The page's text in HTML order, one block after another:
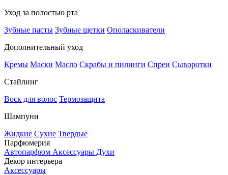
Уход за полостью рта
Зубные пасты Зубные щетки Ополаскиватели
Дополнительный уход
Кремы Маски Масло Скрабы и пилинги Спреи Сыворотки
Стайлинг
Воск для волос Термозащита
Шампуни
Жидкие Сухие Твердые
Парфюмерия
Автопарфюм Аксессуары Духи
Декор интерьера
Аксессуары